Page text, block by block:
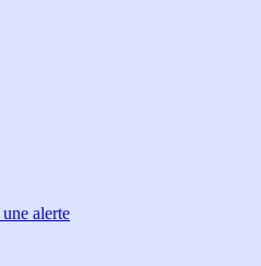
alerte